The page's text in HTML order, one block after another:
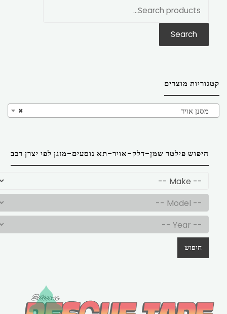
Search
קטגוריות מוצרים
× מסנן אויר
חיפוש פילטר שמן-דלק-אויר-תא נוסעים-מזגן לפי יצרן רכב
חיפוש